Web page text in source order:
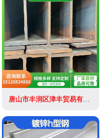
唐山市丰润区津丰贸易有限公司